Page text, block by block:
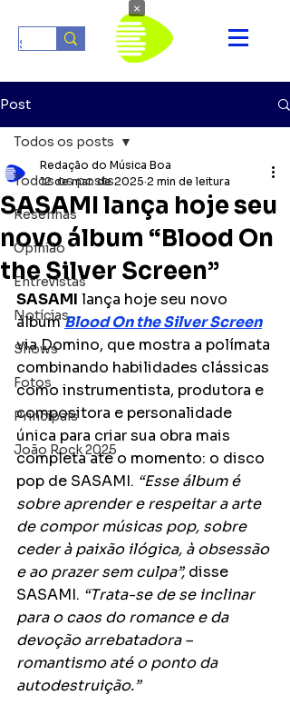
Post
Todos os posts
Resenhas
Opinião
Entrevistas
Notícias
Shows
Fotos
Principais
João Rock 2025
Todos os posts
SASAMI lança hoje seu
novo álbum “Blood On
the Silver Screen”
Redação do Música Boa
12 de mar. de 2025 2 min de leitura
SASAMI lança hoje seu novo
álbum Blood On the Silver Screen
via Domino, que mostra a polímata
combinando habilidades clássicas
como instrumentista, produtora e
compositora e personalidade
única para criar sua obra mais
completa até o momento: o disco
pop de SASAMI. “Esse álbum é
sobre aprender e respeitar a arte
de compor músicas pop, sobre
ceder à paixão ilógica, à obsessão
e ao prazer sem culpa”, disse
SASAMI. “Trata-se de se inclinar
para o caos do romance e da
devoção arrebatadora –
romantismo até o ponto da
autodestruição.”
×